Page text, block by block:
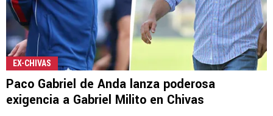
EX-CHIVAS
Paco Gabriel de Anda lanza poderosa
exigencia a Gabriel Milito en Chivas